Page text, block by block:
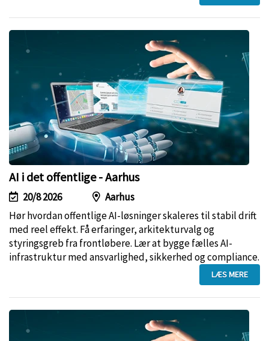
AI i det offentlige - Aarhus
20/8 2026
Aarhus
Hør hvordan offentlige AI-løsninger skaleres til stabil drift
med reel effekt. Få erfaringer, arkitekturvalg og
styringsgreb fra frontløbere. Lær at bygge fælles AI-
infrastruktur med ansvarlighed, sikkerhed og compliance.
LÆS MERE